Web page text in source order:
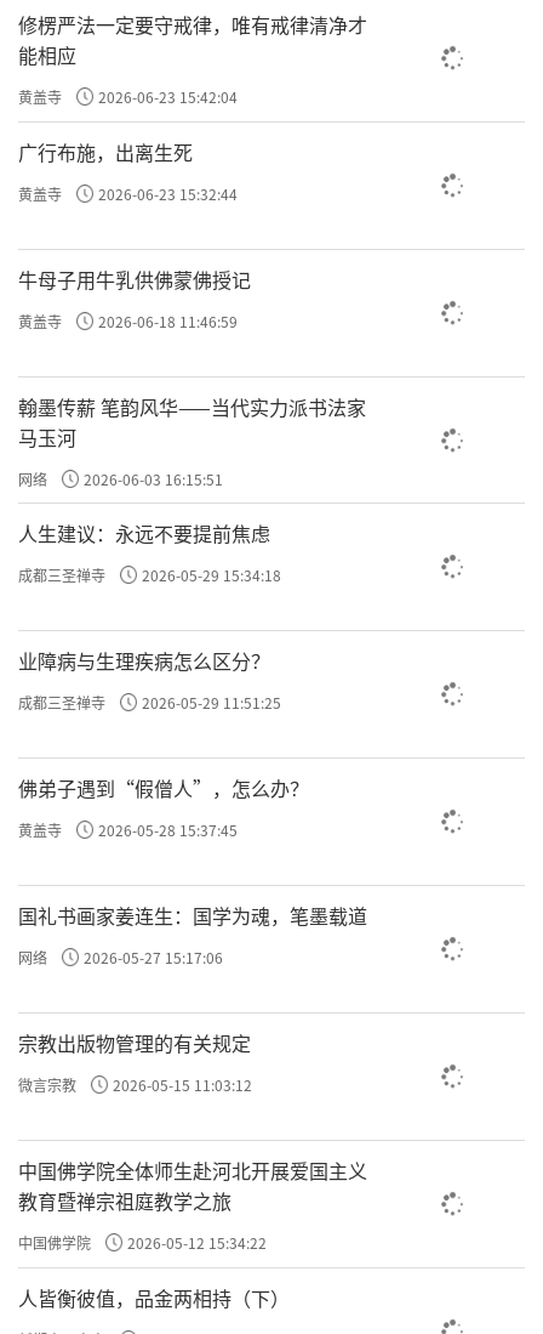
清净了。
发露忏悔起到这么一个作用。对着更多的人忏
悔，心理负担就越会减轻。
萨（诵戒）之前，你就应该对照戒律，把这半个
月时间自己所犯的戒律对着所有人说出来，争取
原谅
了。不能说你这小子原来干了这么多坏事我们都
不知道，没想到你是这样一个人。
如果他发露忏悔完了，你再拿这件事攻击他、责
怪他，你也犯戒。
戒律是双向的，不是只要求一方，这是有规定
的。
所以，当有人向你忏悔的时候，你不要采取不接
受的态度。
一个人要低下头是很不容易的，证明他的执着在
减弱。
忏悔其实也是在减弱执着，在释放他内心的烦恼
和压力，因此对着越多的人发露出来是越好的。
修楞严法一定要守戒律，唯有戒律清净才
能相应
黄盖寺 2026-06-23 15:42:04
广行布施，出离生死
黄盖寺 2026-06-23 15:32:44
牛母子用牛乳供佛蒙佛授记
黄盖寺 2026-06-18 11:46:59
翰墨传薪 笔韵风华——当代实力派书法家
马玉河
网络 2026-06-03 16:15:51
人生建议：永远不要提前焦虑
成都三圣禅寺 2026-05-29 15:34:18
业障病与生理疾病怎么区分？
成都三圣禅寺 2026-05-29 11:51:25
佛弟子遇到“假僧人”，怎么办？
黄盖寺 2026-05-28 15:37:45
国礼书画家姜连生：国学为魂，笔墨载道
网络 2026-05-27 15:17:06
宗教出版物管理的有关规定
微言宗教 2026-05-15 11:03:12
中国佛学院全体师生赴河北开展爱国主义
教育暨禅宗祖庭教学之旅
中国佛学院 2026-05-12 15:34:22
人皆衡彼值，品金两相持（下）